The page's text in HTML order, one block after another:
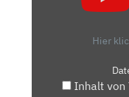
EST/REVIEW |
Hier
Inhalt von